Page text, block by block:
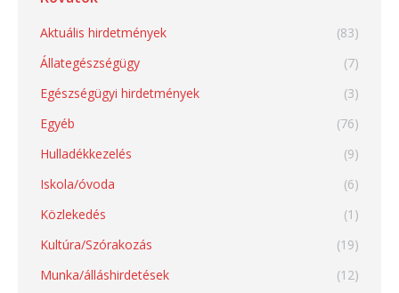
Aktuális hirdetmények
(83)
Állategészségügy
(7)
Egészségügyi hirdetmények
(3)
Egyéb
(76)
Hulladékkezelés
(9)
Iskola/óvoda
(6)
Közlekedés
(1)
Kultúra/Szórakozás
(19)
Munka/álláshirdetések
(12)